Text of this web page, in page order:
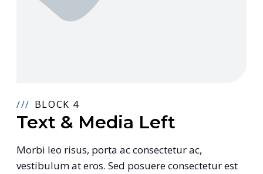
BLOCK 4
Text & Media Left
Morbi leo risus, porta ac consectetur ac,
vestibulum at eros. Sed posuere consectetur est